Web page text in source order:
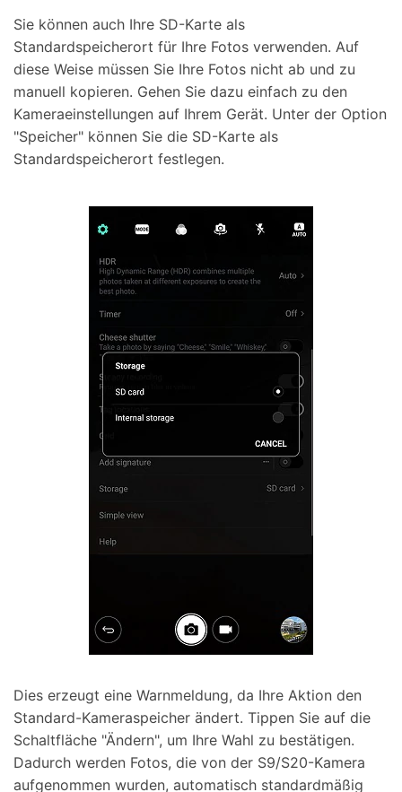
Sie können auch Ihre SD-Karte als
Standardspeicherort für Ihre Fotos verwenden. Auf
diese Weise müssen Sie Ihre Fotos nicht ab und zu
manuell kopieren. Gehen Sie dazu einfach zu den
Kameraeinstellungen auf Ihrem Gerät. Unter der Option
"Speicher" können Sie die SD-Karte als
Standardspeicherort festlegen.
Dies erzeugt eine Warnmeldung, da Ihre Aktion den
Standard-Kameraspeicher ändert. Tippen Sie auf die
Schaltfläche "Ändern", um Ihre Wahl zu bestätigen.
Dadurch werden Fotos, die von der S9/S20-Kamera
aufgenommen wurden, automatisch standardmäßig